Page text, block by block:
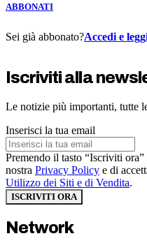
ABBONATI
Sei già abbonato?Accedi e
Iscriviti alla
Le notizie più importanti, tutte
Inserisci la tua email
Premendo il tasto “Iscriviti
nostra Privacy Policy e di
Utilizzo dei Siti e di Vendita.
ISCRIVITI ORA
Network